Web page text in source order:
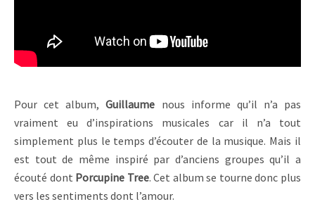
Pour cet album,Guillaume nous informe qu’il n’a pas
vraiment eu d’inspirations musicales car il n’a tout
simplement plus le temps d’écouter de la musique. Mais il
est tout de même inspiré par d’anciens groupes qu’il a
écouté dont Porcupine Tree. Cet album se tourne donc plus
vers les sentiments dont l’amour.